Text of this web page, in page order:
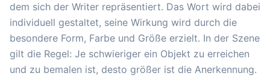
dem sich der Writer repräsentiert. Das Wort wird dabei
individuell gestaltet, seine Wirkung wird durch die
besondere Form, Farbe und Größe erzielt. In der Szene
gilt die Regel: Je schwieriger ein Objekt zu erreichen
und zu bemalen ist, desto größer ist die Anerkennung.